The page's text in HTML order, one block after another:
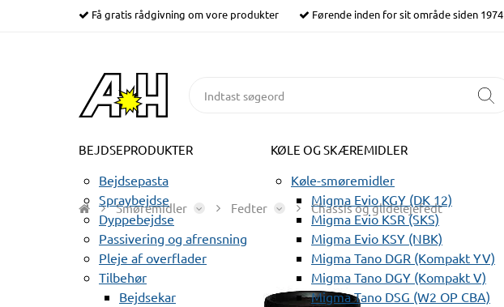
Få gratis rådgivning om vore produkter Førende inden for sit område siden 1974
BEJDSEPRODUKTER
Bejdsepasta
Spraybejdse
Dyppebejdse
Passivering og afrensning
Pleje af overflader
Tilbehør
Bejdsekar
KØLE OG SKÆREMIDLER
Køle-smøremidler
Migma Evio KGY (DK 12)
Migma Evio KSR (SKS)
Migma Evio KSY (NBK)
Migma Tano DGR (Kompakt YV)
Migma Tano DGY (Kompakt V)
Migma Tano DSG (W2 OP CBA)
Smøremidler Fedter Chassis og glidelejefedt